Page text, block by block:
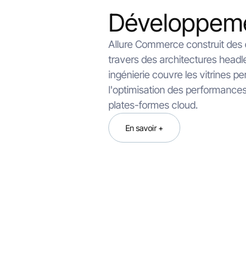
Allure Commerce construit
travers des architectures
ingénierie couvre les vitrines
l'optimisation des
plates-formes cloud.
En savoir +